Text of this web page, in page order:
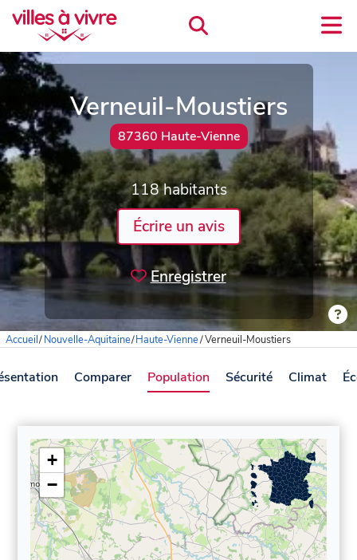
Verneuil-Moustiers
87360 Haute-Vienne
118 habitants
Écrire un avis
Enregistrer
Accueil/Nouvelle-Aquitaine/Haute-Vienne/Verneuil-Moustiers
Comparer Population Sécurité Climat
+
−